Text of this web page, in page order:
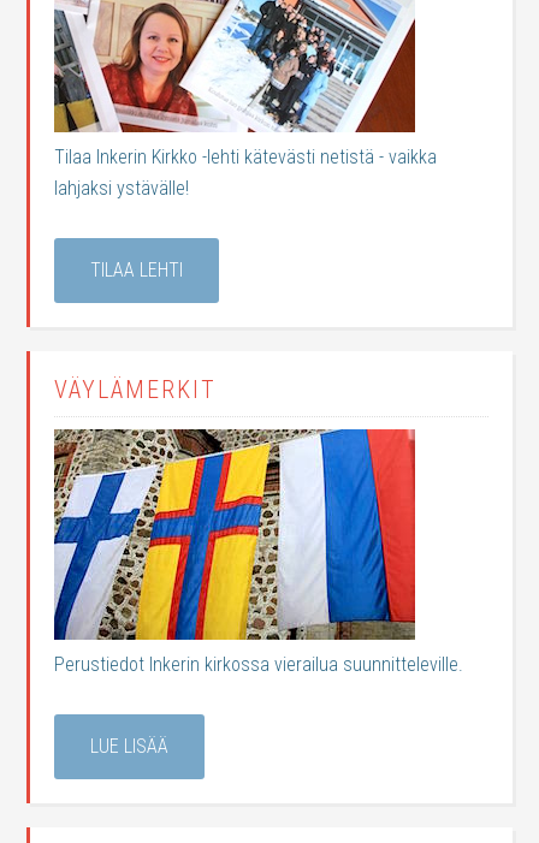
Tilaa Inkerin Kirkko -lehti kätevästi netistä - vaikka
lahjaksi ystävälle!
TILAA LEHTI
VÄYLÄMERKIT
Perustiedot Inkerin kirkossa vierailua suunnitteleville.
LUE LISÄÄ